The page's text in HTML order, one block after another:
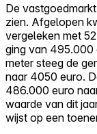
Alles-in-één
Reviews
Prijzen
Log in
Probeer Walter
De
zien. Afgelopen
vergeleken met
ging van 495.000
meter steeg de
naar 4050 euro.
486.000 euro
waarde van dit
wijst op een